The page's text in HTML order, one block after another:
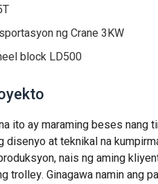
ng Crane 3KW
block LD500
ito ay maraming beses nang
disenyo at teknikal na
nais ng aming
trolley. Ginagawa namin ang